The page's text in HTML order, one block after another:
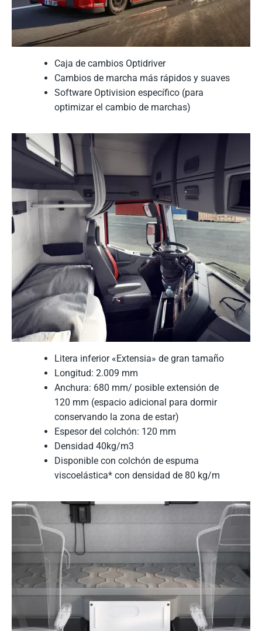
Caja de cambios Optidriver
Cambios de marcha más rápidos y suaves
Software Optivision específico (para
optimizar el cambio de marchas)
Litera inferior «Extensia» de gran tamaño
Longitud: 2.009 mm
Anchura: 680 mm/ posible extensión de
120 mm (espacio adicional para dormir
conservando la zona de estar)
Espesor del colchón: 120 mm
Densidad 40kg/m3
Disponible con colchón de espuma
viscoelástica* con densidad de 80 kg/m